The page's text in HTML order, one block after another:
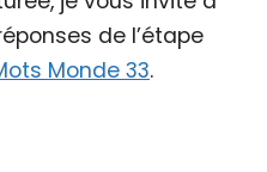
de l’étape
Monde 33.